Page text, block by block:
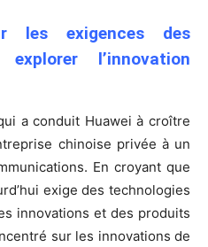
les exigences des
l’innovation
a conduit Huawei à croître
chinoise privée à un
En croyant que
exige des technologies
innovations et des produits
sur les innovations de